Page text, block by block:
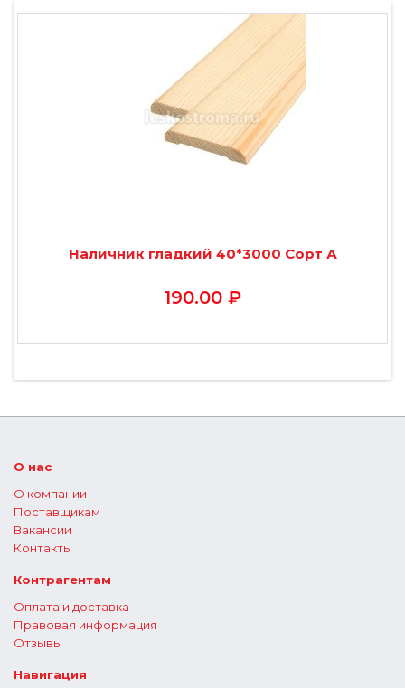
Наличник гладкий 40*3000 Сорт А
190.00 ₽
О нас
О компании
Поставщикам
Вакансии
Контакты
Контрагентам
Оплата и доставка
Правовая информация
Отзывы
Навигация